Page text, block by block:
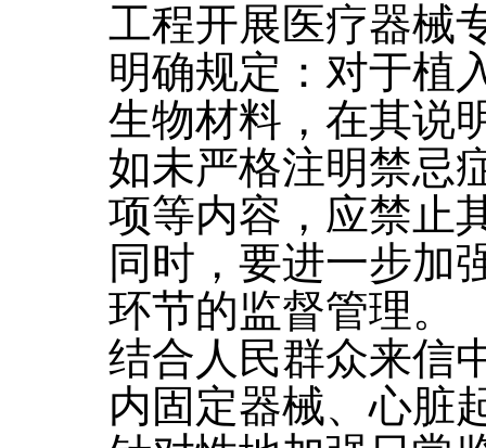
工程开展医疗器械
明确规定：对于植
生物材料，在其说
如未严格注明禁忌
项等内容，应禁止
同时，要进一步加
环节的监督管理。
结合人民群众来信
内固定器械、心脏